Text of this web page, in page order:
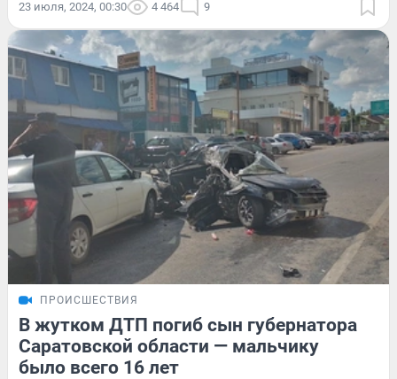
23 июля, 2024, 00:30 4 464 9
ПРОИСШЕСТВИЯ
В жутком ДТП погиб сын губернатора
Саратовской области — мальчику
было всего 16 лет